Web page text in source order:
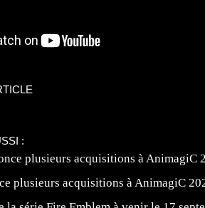
:
plusieurs acquisitions à AnimagiC